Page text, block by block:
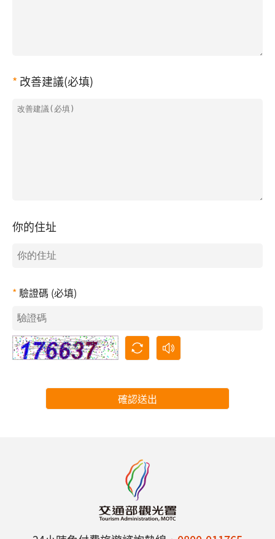
改善建議(必填)
你的住址
驗證碼 (必填)
確認送出